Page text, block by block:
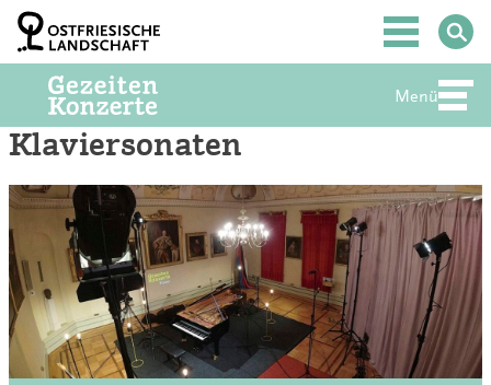
Zum
Inhalt
springen
Hauptmenü
Menü
Klaviersonaten